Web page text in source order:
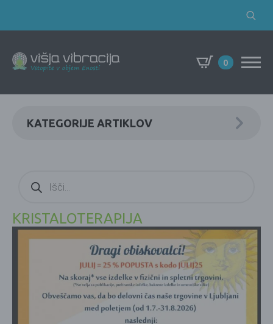
Search
0
KATEGORIJE ARTIKLOV
search
KRISTALOTERAPIJA